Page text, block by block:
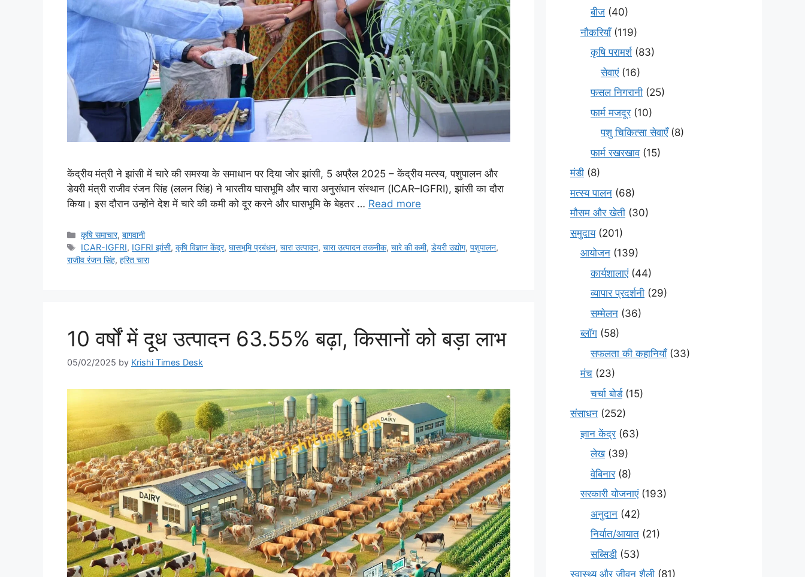
केंद्रीय मंत्री ने झांसी में चारे की समस्या के समाधान पर दिया जोर झांसी, 5 अप्रैल 2025 – केंद्रीय मत्स्य, पशुपालन और
डेयरी मंत्री राजीव रंजन सिंह (ललन सिंह) ने भारतीय घासभूमि और चारा अनुसंधान संस्थान (ICAR–IGFRI), झांसी का दौरा
किया। इस दौरान उन्होंने देश में चारे की कमी को दूर करने और घासभूमि के बेहतर … Read more
कृषि समाचार,बागवानी
ICAR-IGFRI, IGFRI झांसी,कृषि विज्ञान केंद्र,घासभूमि प्रबंधन,चारा उत्पादन,चारा उत्पादन तकनीक,चारे की कमी,डेयरी उद्योग,पशुपालन,
राजीव रंजन सिंह, हरित चारा
10 वर्षों में दूध उत्पादन 63.55% बढ़ा, किसानों को बड़ा लाभ
05/02/2025 by Krishi Times Desk
बीज (40)
नौकरियाँ(119)
कृषि परामर्श(83)
सेवाएं(16)
फसल निगरानी (25)
फार्म मजदूर(10)
पशु चिकित्सा सेवाएँ(8)
फार्म रखरखाव(15)
मंडी (8)
मत्स्य पालन (68)
मौसम और खेती (30)
समुदाय(201)
आयोजन (139)
कार्यशालाएं(44)
व्यापार प्रदर्शनी (29)
सम्मेलन (36)
ब्लॉग (58)
सफलता की कहानियाँ(33)
मंच (23)
चर्चा बोर्ड(15)
संसाधन (252)
ज्ञान केंद्र(63)
लेख(39)
वेबिनार(8)
सरकारी योजनाएं(193)
अनुदान (42)
निर्यात/आयात (21)
सब्सिडी (53)
स्वास्थ्य और जीवन शैली (81)